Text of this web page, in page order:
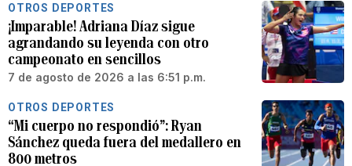
OTROS DEPORTES
¡Imparable! Adriana Díaz sigue
agrandando su leyenda con otro
campeonato en sencillos
7 de agosto de 2026 a las 6:51 p.m.
OTROS DEPORTES
“Mi cuerpo no respondió”: Ryan
Sánchez queda fuera del medallero en
800 metros